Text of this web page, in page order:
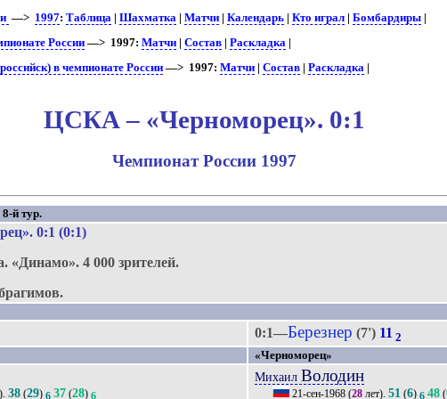
—> 1997:Таблица |Шахматка |Матчи |Календарь |Кто играл |Бомбардиры
России —> 1997:Матчи |Состав |Раскладка |
в чемпионате России —> 1997:Матчи |Состав |Раскладка |
ЦСКА – «Черноморец». 0:1
Чемпионат России 1997
й тур.
. 0:1 (0:1)
«Динамо».4 000 зрителей.
0:1—Березнер (7') 11 2
«Черноморец»
38 (29) 37 (28)
Михаил Володин
21-сен-1968 (28 лет).51 (6) 48 (